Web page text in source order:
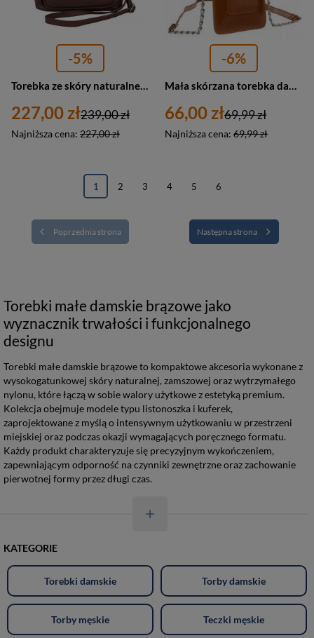
-5%
227,00 zł
Najniższa cena: 227,00 zł
239,00 zł
-6%
66,00 zł
Najniższa cena: 69,99 zł
69,99 zł
Poprzednia strona
1 2 3 4 5 6
Następna strona
Torebki małe damskie brązowe jako
wyznacznik trwałości i funkcjonalnego
designu
Torebki małe damskie brązowe to kompaktowe akcesoria wykonane z
wysokogatunkowej skóry naturalnej, zamszowej oraz wytrzymałego
nylonu, które łączą w sobie walory użytkowe z estetyką premium.
Kolekcja obejmuje modele typu listonoszka i kuferek,
zaprojektowane z myślą o intensywnym użytkowaniu w przestrzeni
miejskiej oraz podczas okazji wymagających poręcznego formatu.
Każdy produkt charakteryzuje się precyzyjnym wykończeniem,
zapewniającym odporność na czynniki zewnętrzne oraz zachowanie
pierwotnej formy przez długi czas.
KATEGORIE
Torebki damskie Torby damskie
Torby męskie Teczki męskie